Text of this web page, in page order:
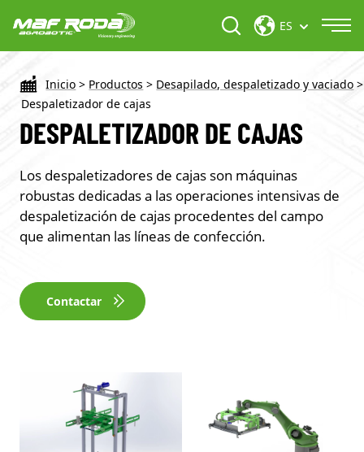
ES
Inicio > Productos > Desapilado, despaletizado y vaciado >
Despaletizador de cajas
DESPALETIZADOR DE CAJAS
Los despaletizadores de cajas son máquinas
robustas dedicadas a las operaciones intensivas de
despaletización de cajas procedentes del campo
que alimentan las líneas de confección.
Contactar